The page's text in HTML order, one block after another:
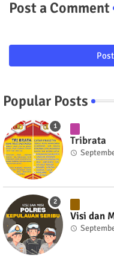
Post a Comment
Popular Posts
Tribrata
Visi dan